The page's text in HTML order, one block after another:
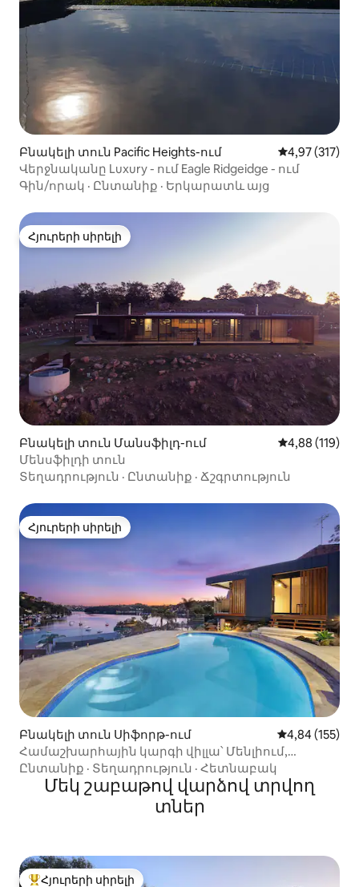
Բնակելի տուն Pacific Heights-ում Միջին
4,97 (317)
Վերջնականը Luxury - ում Eagle Ridgeidge - ում
Գին/որակ · Ընտանիք · Երկարատև այց
Հյուրերի սիրելի
Հյուրերի սիրելի
Բնակելի տուն Մանսֆիլդ-ում Միջին
4,88 (119)
Մենսֆիլդի տուն
Տեղադրություն · Ընտանիք · Ճշգրտություն
Հյուրերի սիրելի
Հյուրերի սիրելի
Բնակելի տուն Սիֆորթ-ում Միջին
4,84 (155)
Համաշխարհային կարգի վիլլա՝ Մենլիում,
մասնավոր լողափով և ծովածոցով
Ընտանիք · Տեղադրություն · Հետնաբակ
Մեկ շաբաթով վարձով տրվող
տներ
Հյուրերի սիրելի